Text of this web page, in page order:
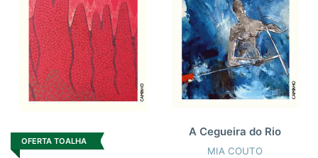
OFERTA TOALHA
A Cegueira do Rio
MIA COUTO